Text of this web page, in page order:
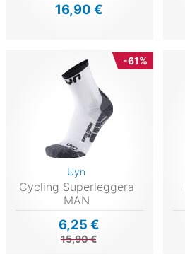
16,90 €
-61%
Uyn
Cycling Superleggera
MAN
6,25 €
15,90 €